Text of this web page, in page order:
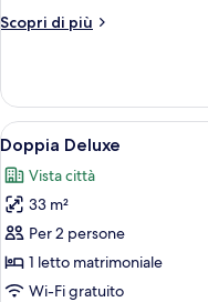
2
Scopri di più
Altri
Standard
con
2
letti
singoli
Apri
tutte
le
foto
per
Doppia
Deluxe
5
Doppia Deluxe
Vista città
33 m²
Per 2 persone
1 letto matrimoniale
Wi-Fi gratuito